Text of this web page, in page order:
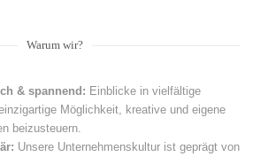
Warum wir?
& spannend: Einblicke in vielfältige
Möglichkeit, kreative und eigene
beizusteuern.
Unsere Unternehmenskultur ist geprägt von